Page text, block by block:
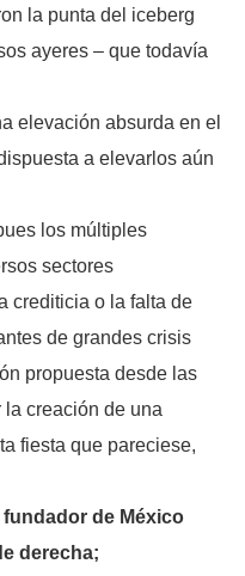
la punta del iceberg
ayeres – que todavía
elevación absurda en el
a elevarlos aún
los múltiples
sectores
crediticia o la falta de
de grandes crisis
propuesta desde las
creación de una
fiesta que pareciese,
de México
derecha;